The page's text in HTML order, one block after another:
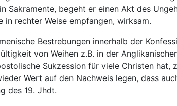
begeht er einen Akt des
rechter Weise empfangen, wirksam.
Bestrebungen innerhalb der
von Weihen z.B. in der
Sukzession für viele Christen hat,
Wert auf den Nachweis legen, dass
des 19. Jhdt.